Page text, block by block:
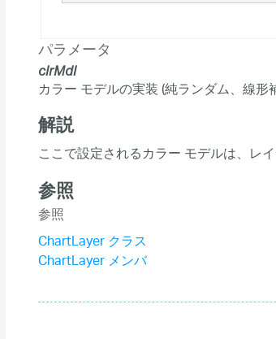
パラメータ
clrMdl
カラー モデルの実装 (純ランダム、線形
解説
ここで設定されるカラー モデルは、レ
参照
参照
ChartLayer クラス
ChartLayer メンバ